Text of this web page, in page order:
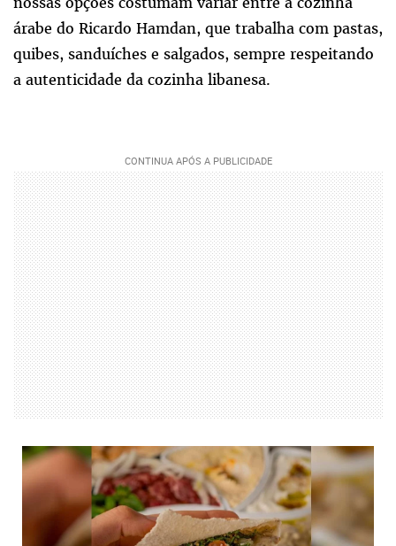
árabe do Ricardo Hamdan, que trabalha com pastas,
quibes, sanduíches e salgados, sempre respeitando
a autenticidade da cozinha libanesa.